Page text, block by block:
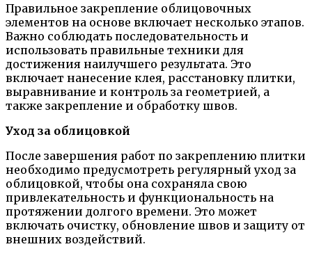
Правильное закрепление облицовочных
элементов на основе включает несколько этапов.
Важно соблюдать последовательность и
использовать правильные техники для
достижения наилучшего результата. Это
включает нанесение клея, расстановку плитки,
выравнивание и контроль за геометрией, а
также закрепление и обработку швов.
Уход за облицовкой
После завершения работ по закреплению плитки
необходимо предусмотреть регулярный уход за
облицовкой, чтобы она сохраняла свою
привлекательность и функциональность на
протяжении долгого времени. Это может
включать очистку, обновление швов и защиту от
внешних воздействий.